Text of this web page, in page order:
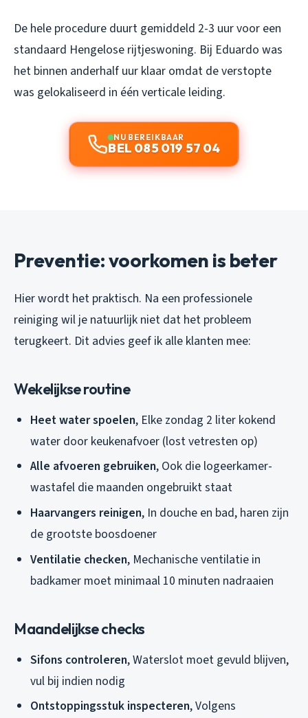
De hele procedure duurt gemiddeld 2-3 uur voor een
standaard Hengelose rijtjeswoning. Bij Eduardo was
het binnen anderhalf uur klaar omdat de verstopte
was gelokaliseerd in één verticale leiding.
NU BEREIKBAAR
BEL 085 019 57 04
Preventie: voorkomen is beter
Hier wordt het praktisch. Na een professionele
reiniging wil je natuurlijk niet dat het probleem
terugkeert. Dit advies geef ik alle klanten mee:
Wekelijkse routine
Heet water spoelen, Elke zondag 2 liter kokend
water door keukenafvoer (lost vetresten op)
Alle afvoeren gebruiken, Ook die logeerkamer-
wastafel die maanden ongebruikt staat
Haarvangers reinigen, In douche en bad, haren zijn
de grootste boosdoener
Ventilatie checken, Mechanische ventilatie in
badkamer moet minimaal 10 minuten nadraaien
Maandelijkse checks
Sifons controleren, Waterslot moet gevuld blijven,
vul bij indien nodig
Ontstoppingsstuk inspecteren, Volgens